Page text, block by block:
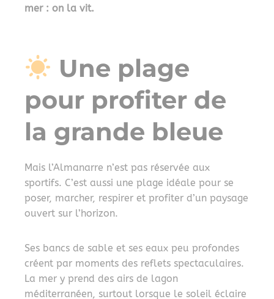
mer : on la vit.
Une plage
pour profiter de
la grande bleue
Mais l’Almanarre n’est pas réservée aux
sportifs. C’est aussi une plage idéale pour se
poser, marcher, respirer et profiter d’un paysage
ouvert sur l’horizon.
Ses bancs de sable et ses eaux peu profondes
créent par moments des reflets spectaculaires.
La mer y prend des airs de lagon
méditerranéen, surtout lorsque le soleil éclaire